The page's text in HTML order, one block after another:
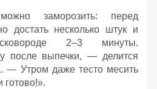
заморозить: перед
достать несколько штук и
2–3 минуты.
после выпечки, — делится
— Утром даже тесто месить
готово!».